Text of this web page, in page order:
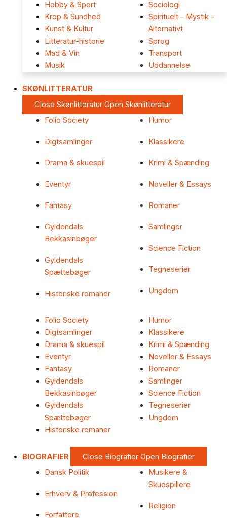
Hobby & Sport
Krop & Sundhed
Kunst & Kultur
Litteratur-historie
Mad & Vin
Musik
Sociologi
Spirituelt – Mystik –
Alternativt
Sprog
Transport
Uddannelse
SKØNLITTERATUR
Close Skønlitteratur Open Skønlitteratur
Folio Society
Digtsamlinger
Drama & skuespil
Eventyr
Fantasy
Gyldendals
Bekkasinbøger
Gyldendals
Spættebøger
Historiske romaner
Humor
Klassikere
Krimi & Spænding
Noveller & Essays
Romaner
Samlinger
Science Fiction
Tegneserier
Ungdom
Folio Society
Digtsamlinger
Drama & skuespil
Eventyr
Fantasy
Gyldendals
Bekkasinbøger
Gyldendals
Spættebøger
Historiske romaner
Humor
Klassikere
Krimi & Spænding
Noveller & Essays
Romaner
Samlinger
Science Fiction
Tegneserier
Ungdom
BIOGRAFIER Close Biografier Open Biografier
Dansk Politik
Erhverv & Profession
Forfattere
Musikere &
Skuespillere
Religion